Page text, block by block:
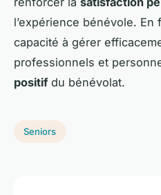
l’expérience bénévole. En
capacité à gérer
professionnels et
positifdu bénévolat.
Seniors